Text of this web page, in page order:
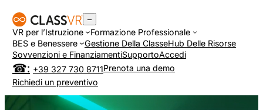
contenuto
–
VR per l’Istruzione
Formazione Professionale
BES e Benessere
Gestione Della ClasseHub Delle Risorse
Sovvenzioni e FinanziamentiSupportoAccedi
+39 327 730 8711Prenota una demo
Richiedi un preventivo